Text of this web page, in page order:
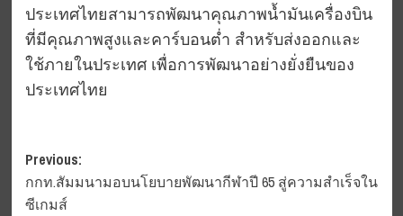
ประเทศไทยสามารถพัฒนาคุณภาพน้ำมันเครื่องบิน
ที่มีคุณภาพสูงและคาร์บอนต่ำ สำหรับส่งออกและ
ใช้ภายในประเทศ เพื่อการพัฒนาอย่างยั่งยืนของ
ประเทศไทย
Post
navigation
Previous:
กกท.สัมมนามอบนโยบายพัฒนากีฬาปี 65 สู่ความสำเร็จใน
ซีเกมส์